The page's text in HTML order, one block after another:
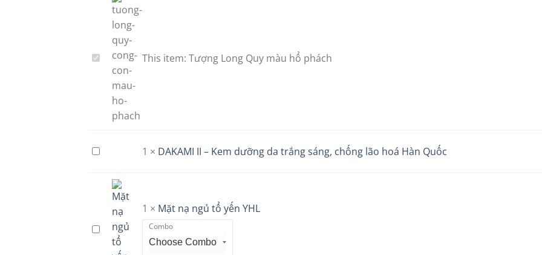
Tượng
phách
This item: Tượng Long Quy màu hổ phách
DAKAMI
trắng
sáng,
1 × DAKAMI II – Kem dưỡng da trắng sáng, chống lão hoá Hàn Quốc
Mặt
1 × Mặt nạ ngủ tổ yến YHL
Combo